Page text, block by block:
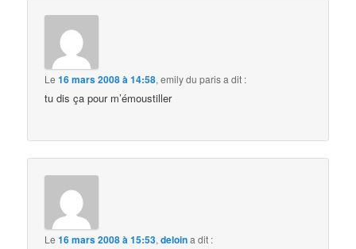
Le16 mars 2008 à 14:58,emily du parisa dit :
tu dis ça pour m’émoustiller
Le16 mars 2008 à 15:53,deloina dit :